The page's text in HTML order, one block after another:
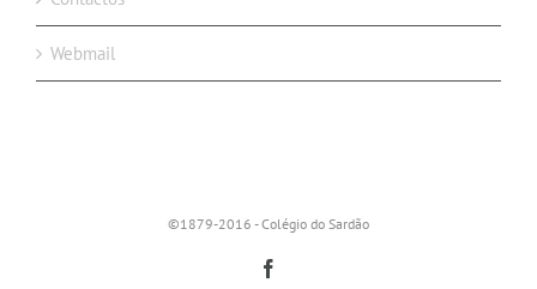
Webmail
©1879-2016 - Colégio do Sardão